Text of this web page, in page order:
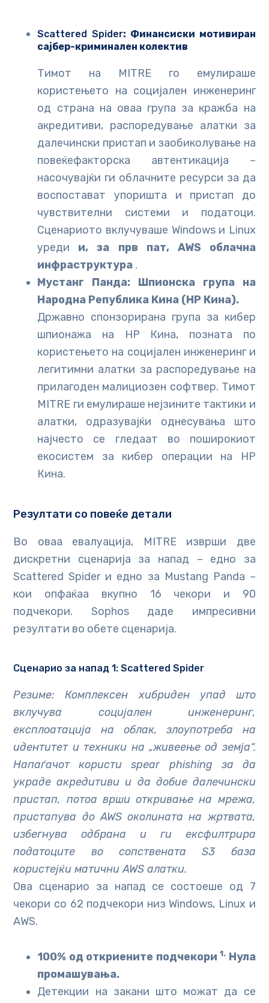
Scattered Spider: Финансиски мотивиран
сајбер-криминален колектив
Тимот на MITRE го емулираше
користењето на социјален инженеринг
од страна на оваа група за кражба на
акредитиви, распоредување алатки за
далечински пристап и заобиколување на
повеќефакторска автентикација –
насочувајќи ги облачните ресурси за да
воспостават упоришта и пристап до
чувствителни системи и податоци.
Сценариото вклучуваше Windows и Linux
уреди и, за прв пат, AWS облачна
инфраструктура .
Мустанг Панда: Шпионска група на
Народна Република Кина (НР Кина).
Државно спонзорирана група за кибер
шпионажа на НР Кина, позната по
користењето на социјален инженеринг и
легитимни алатки за распоредување на
прилагоден малициозен софтвер. Тимот
MITRE ги емулираше нејзините тактики и
алатки, одразувајќи однесувања што
најчесто се гледаат во поширокиот
екосистем за кибер операции на НР
Кина.
Резултати со повеќе детали
Во оваа евалуација, MITRE изврши две
дискретни сценарија за напад – едно за
Scattered Spider и едно за Mustang Panda –
кои опфаќаа вкупно 16 чекори и 90
подчекори. Sophos даде импресивни
резултати во обете сценарија.
Сценарио за напад 1: Scattered Spider
Резиме: Комплексен хибриден упад што
вклучува социјален инженеринг,
експлоатација на облак, злоупотреба на
идентитет и техники на „живеење од земја“.
Напаѓачот користи spear phishing за да
украде акредитиви и да добие далечински
пристап, потоа врши откривање на мрежа,
пристапува до AWS околината на жртвата,
избегнува одбрана и ги ексфилтрира
податоците во сопствената S3 база
користејќи матични AWS алатки.
Ова сценарио за напад се состоеше од 7
чекори со 62 подчекори низ Windows, Linux и
AWS.
100% од откриените подчекори1. Нула
промашувања.
Детекции на закани што можат да се